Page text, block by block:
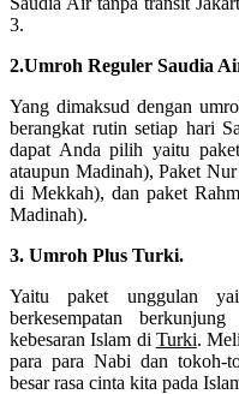
3.
2.Umroh Reguler Saudia
Yang dimaksud dengan
berangkat rutin setiap hari
dapat Anda pilih yaitu
ataupun Madinah), Paket
di Mekkah), dan paket
Madinah).
3. Umroh Plus Turki.
Yaitu paket unggulan
berkesempatan
kebesaran Islam di Turki.
para para Nabi dan tokoh-
besar rasa cinta kita pada